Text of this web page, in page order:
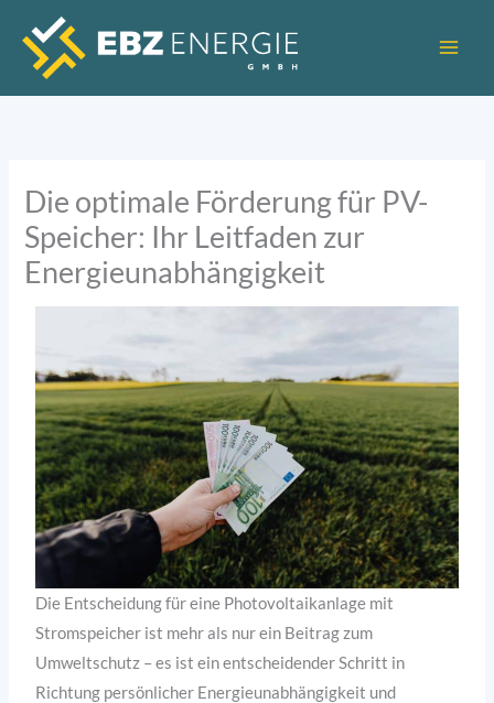
Inhalt
springen
Die optimale Förderung für PV-
Speicher: Ihr Leitfaden zur
Energieunabhängigkeit
Die Entscheidung für eine Photovoltaikanlage mit
Stromspeicher ist mehr als nur ein Beitrag zum
Umweltschutz – es ist ein entscheidender Schritt in
Richtung persönlicher Energieunabhängigkeit und